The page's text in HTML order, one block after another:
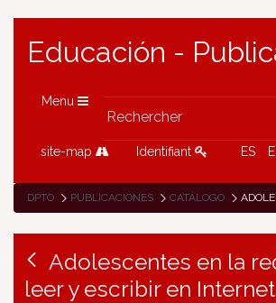
Educación -
Menu
site-map Identifiant ES
DPTO PUBLICACIONES CATÁLOGO ADOLESCENTES
Adolescentes en la
leer y escribir en Internet